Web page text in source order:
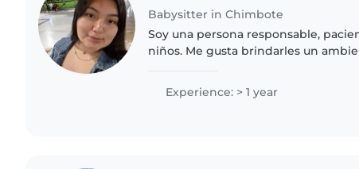
Babysitter in Chimbote
Soy una persona responsable,
niños. Me gusta brindarles un
Experience: > 1 year